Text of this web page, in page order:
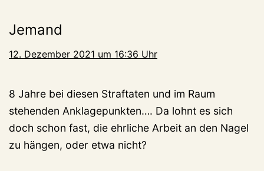
Jemand
12. Dezember 2021 um 16:36 Uhr
8 Jahre bei diesen Straftaten und im Raum
stehenden Anklagepunkten…. Da lohnt es sich
doch schon fast, die ehrliche Arbeit an den Nagel
zu hängen, oder etwa nicht?